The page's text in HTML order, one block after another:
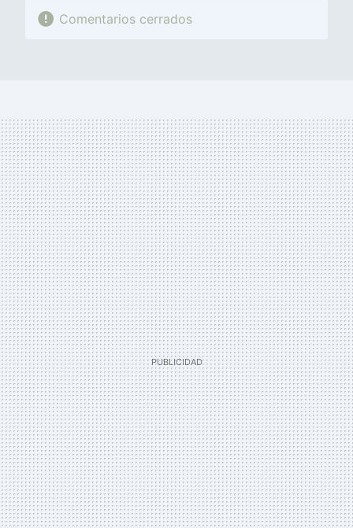
Comentarios cerrados